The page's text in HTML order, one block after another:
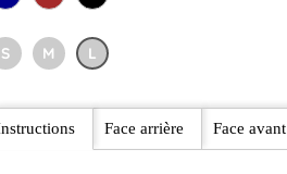
S M L
Face arrière Face avant